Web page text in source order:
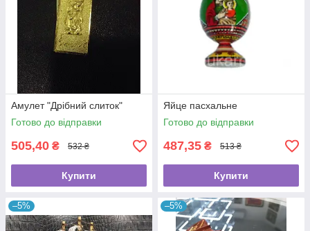
Амулет "Дрібний слиток"
Готово до відправки
505,40 ₴ 532 ₴
Купити
Яйце пасхальне
Готово до відправки
487,35 ₴ 513 ₴
Купити
–5% –5%